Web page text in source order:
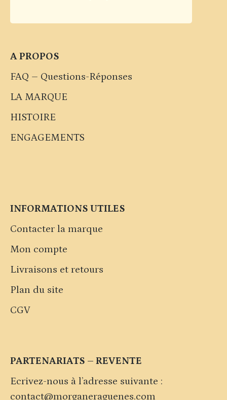
A PROPOS
FAQ – Questions-Réponses
LA MARQUE
HISTOIRE
ENGAGEMENTS
INFORMATIONS UTILES
Contacter la marque
Mon compte
Livraisons et retours
Plan du site
CGV
PARTENARIATS – REVENTE
Ecrivez-nous à l’adresse suivante :
contact@morganeraguenes.com